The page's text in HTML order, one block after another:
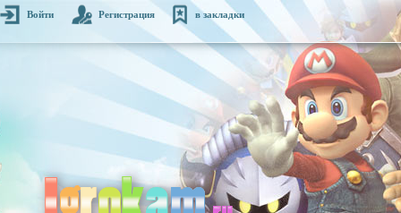
Войти Регистрация в закладки